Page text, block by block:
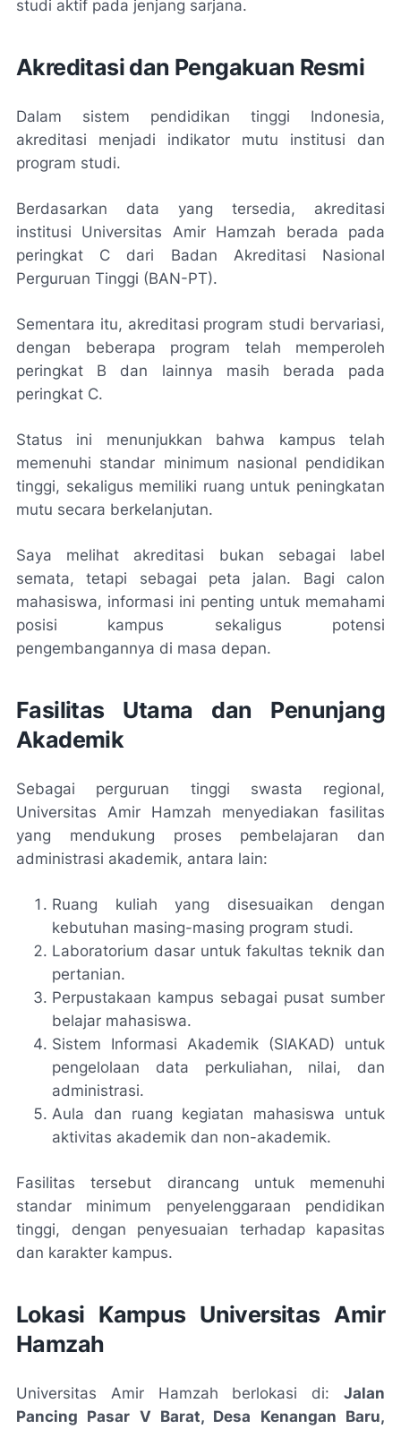
studi aktif pada jenjang sarjana.
Akreditasi dan Pengakuan Resmi
Dalam sistem pendidikan tinggi Indonesia,
akreditasi menjadi indikator mutu institusi dan
program studi.
Berdasarkan data yang tersedia, akreditasi
institusi Universitas Amir Hamzah berada pada
peringkat C dari Badan Akreditasi Nasional
Perguruan Tinggi (BAN-PT).
Sementara itu, akreditasi program studi bervariasi,
dengan beberapa program telah memperoleh
peringkat B dan lainnya masih berada pada
peringkat C.
Status ini menunjukkan bahwa kampus telah
memenuhi standar minimum nasional pendidikan
tinggi, sekaligus memiliki ruang untuk peningkatan
mutu secara berkelanjutan.
Saya melihat akreditasi bukan sebagai label
semata, tetapi sebagai peta jalan. Bagi calon
mahasiswa, informasi ini penting untuk memahami
posisi kampus sekaligus potensi
pengembangannya di masa depan.
Fasilitas Utama dan Penunjang
Akademik
Sebagai perguruan tinggi swasta regional,
Universitas Amir Hamzah menyediakan fasilitas
yang mendukung proses pembelajaran dan
administrasi akademik, antara lain:
Ruang kuliah yang disesuaikan dengan
kebutuhan masing-masing program studi.
Laboratorium dasar untuk fakultas teknik dan
pertanian.
Perpustakaan kampus sebagai pusat sumber
belajar mahasiswa.
Sistem Informasi Akademik (SIAKAD) untuk
pengelolaan data perkuliahan, nilai, dan
administrasi.
Aula dan ruang kegiatan mahasiswa untuk
aktivitas akademik dan non-akademik.
Fasilitas tersebut dirancang untuk memenuhi
standar minimum penyelenggaraan pendidikan
tinggi, dengan penyesuaian terhadap kapasitas
dan karakter kampus.
Lokasi Kampus Universitas Amir
Hamzah
Universitas Amir Hamzah berlokasi di: Jalan
Pancing Pasar V Barat, Desa Kenangan Baru,